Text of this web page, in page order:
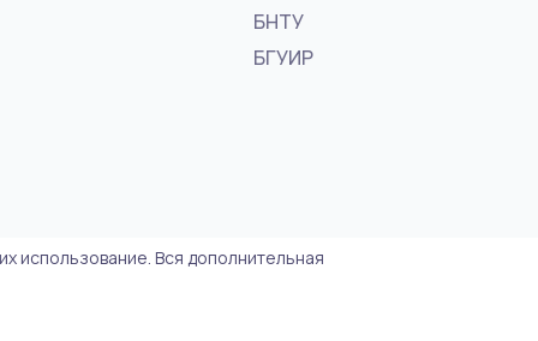
БНТУ
БГУИР
использование. Вся дополнительная